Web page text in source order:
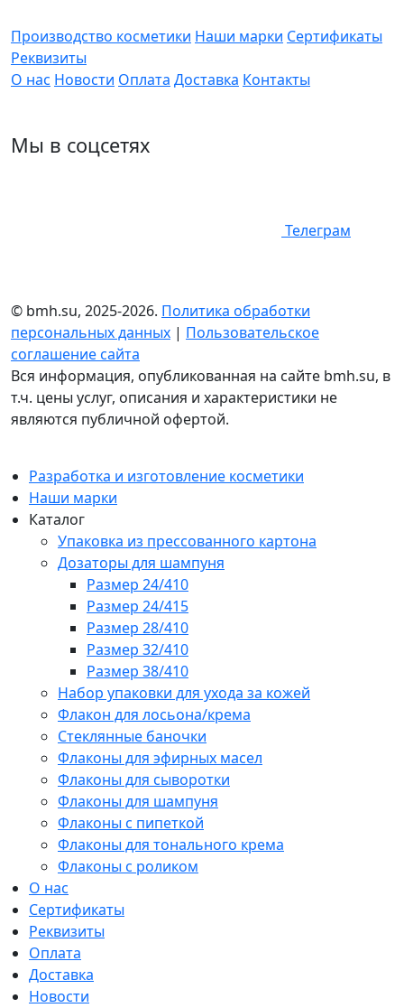
Производство косметики Наши марки Сертификаты
Реквизиты
О нас Новости Оплата Доставка Контакты
Мы в соцсетях
Телеграм
© bmh.su, 2025-2026. Политика обработки
персональных данных | Пользовательское
соглашение сайта
Вся информация, опубликованная на сайте bmh.su, в
т.ч. цены услуг, описания и характеристики не
являются публичной офертой.
Разработка и изготовление косметики
Наши марки
Каталог
Упаковка из прессованного картона
Дозаторы для шампуня
Размер 24/410
Размер 24/415
Размер 28/410
Размер 32/410
Размер 38/410
Набор упаковки для ухода за кожей
Флакон для лосьона/крема
Стеклянные баночки
Флаконы для эфирных масел
Флаконы для сыворотки
Флаконы для шампуня
Флаконы с пипеткой
Флаконы для тонального крема
Флаконы с роликом
О нас
Сертификаты
Реквизиты
Оплата
Доставка
Новости